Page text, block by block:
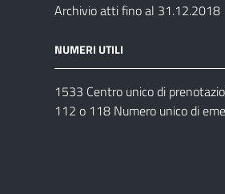
Archivio atti fino al 31.12.2018
NUMERI UTILI
1533 Centro unico di
112 o 118 Numero unico di